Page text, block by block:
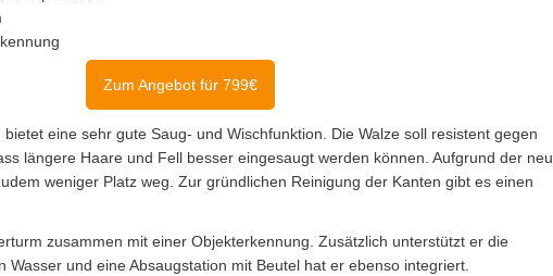
Zum Angebot für 799€
bietet eine sehr gute Saug- und Wischfunktion. Die Walze soll resistent gegen
längere Haare und Fell besser eingesaugt werden können. Aufgrund der neu
weniger Platz weg. Zur gründlichen Reinigung der Kanten gibt es einen
zusammen mit einer Objekterkennung. Zusätzlich unterstützt er die
Wasser und eine Absaugstation mit Beutel hat er ebenso integriert.